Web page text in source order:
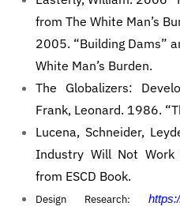
from The White Man’s
2005. “Building Dams”
White Man’s Burden.
The Globalizers:
Frank, Leonard. 1986.
Lucena, Schneider,
Industry Will Not Work
from ESCD Book.
Design Research: